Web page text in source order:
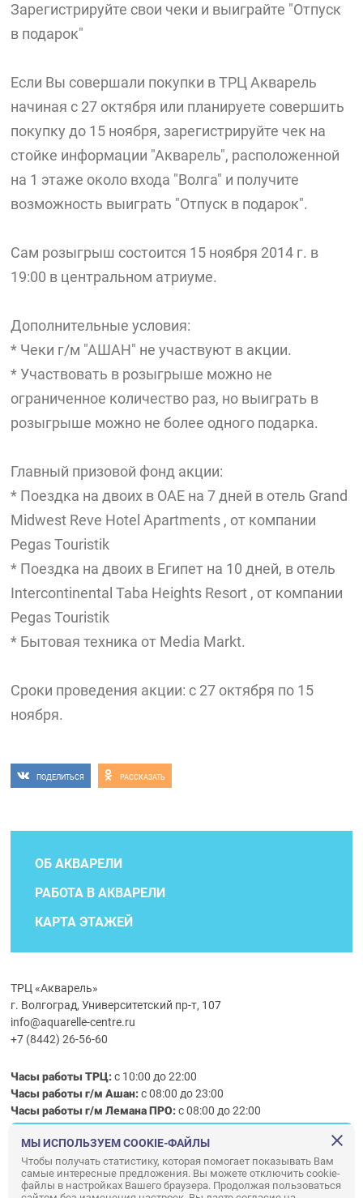
Зарегистрируйте свои чеки и выиграйте "Отпуск
в подарок"
Если Вы совершали покупки в ТРЦ Акварель
начиная с 27 октября или планируете совершить
покупку до 15 ноября, зарегистрируйте чек на
стойке информации "Акварель", расположенной
на 1 этаже около входа "Волга" и получите
возможность выиграть "Отпуск в подарок".
Сам розыгрыш состоится 15 ноября 2014 г. в
19:00 в центральном атриуме.
Дополнительные условия:
* Чеки г/м "АШАН" не участвуют в акции.
* Участвовать в розыгрыше можно не
ограниченное количество раз, но выиграть в
розыгрыше можно не более одного подарка.
Главный призовой фонд акции:
* Поездка на двоих в ОАЕ на 7 дней в отель Grand
Midwest Reve Hotel Apartments , от компании
Pegas Touristik
* Поездка на двоих в Египет на 10 дней, в отель
Intercontinental Taba Heights Resort , от компании
Pegas Touristik
* Бытовая техника от Media Markt.
Сроки проведения акции: с 27 октября по 15
ноября.
ПОДЕЛИТЬСЯ РАССКАЗАТЬ
ОБ АКВАРЕЛИ
РАБОТА В АКВАРЕЛИ
КАРТА ЭТАЖЕЙ
ТРЦ «Акварель»
г. Волгоград, Университетский пр-т, 107
info@aquarelle-centre.ru
+7 (8442) 26-56-60
Часы работы ТРЦ:с 10:00 до 22:00
Часы работы г/м Ашан:с 08:00 до 23:00
Часы работыг/мЛемана ПРО:с 08:00 до 22:00
Правила посещения ТРЦ «Акварель»
ООО «АКВАРЕЛЬ»
МЫ ИСПОЛЬЗУЕМ COOKIE-ФАЙЛЫ
Чтобы получать статистику, которая помогает показывать Вам
самые интересные предложения. Вы можете отключить cookie-
файлы в настройках Вашего браузера. Продолжая пользоваться